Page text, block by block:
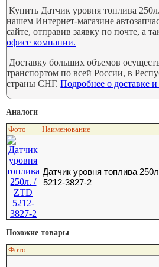
Купить Датчик уровня топлива
нашем Интернет-магазине
сайте, отправив заявку по почте, а
офисе компании.
Доставку больших объемов
транспортом по всей России, в
страны СНГ.Подробнее о доставке и
Аналоги
Фото Наименование
Датчик уровня топлива
5212-3827-2
Похожие товары
Фото